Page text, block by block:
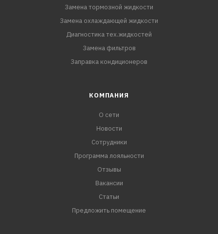
Замена тормозной жидкости
Замена охлаждающей жидкости
Диагностика тех.жидкостей
Замена фильтров
Заправка кондиционеров
КОМПАНИЯ
О сети
Новости
Сотрудники
Программа лояльности
Отзывы
Вакансии
Статьи
Предложить помещение